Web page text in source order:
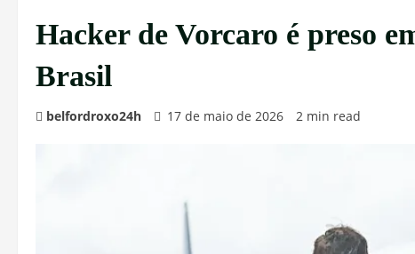
Hacker de Vorcaro é preso
Brasil
belfordroxo24h 17 de maio de 2026 2 min read